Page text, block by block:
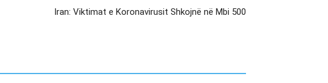
Iran: Viktimat e Koronavirusit Shkojnë në Mbi 500